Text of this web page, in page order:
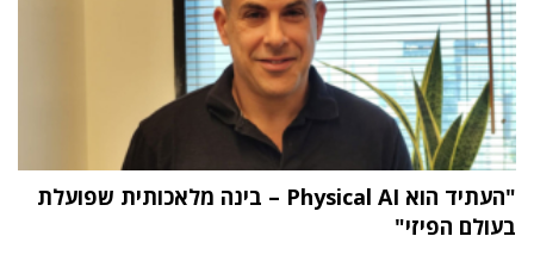
"העתיד הוא Physical AI – בינה מלאכותית שפועלת
בעולם הפיזי"